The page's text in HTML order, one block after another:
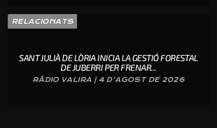
RELACIONATS
SANT JULIÀ DE LÒRIA INICIA LA GESTIÓ FORESTAL
DE JUBERRI PER FRENAR...
RÀDIO VALIRA | 4 D'AGOST DE 2026